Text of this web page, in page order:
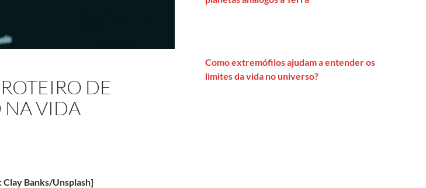
DE
NA VIDA
Clay Banks/Unsplash]
Como extremófilos ajudam a entender os
limites da vida no universo?